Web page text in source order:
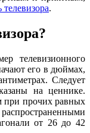
телевизора.
телевизионного
его в дюймах,
Следует
на ценнике.
при прочих равных
от 26 до 42